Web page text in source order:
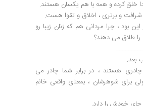
خلق کرده و همه با هم یکسان هستند.
و برتری ، اخلاق و تقوا هست.
این بود ، چرا مردانی هم که زنان زیبا رو
را طلاق می دهند؟
بعد.
چادری هستند ، در برابر شما چادر می
برای شوهرشان ، بمعنای واقعی خانم